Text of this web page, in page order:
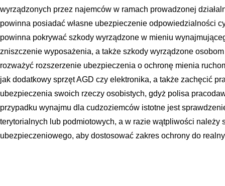
wyrządzonych przez najemców w ramach prowadzonej
powinna posiadać własne ubezpieczenie odpowiedzialności
powinna pokrywać szkody wyrządzone w mieniu
zniszczenie wyposażenia, a także szkody wyrządzone
rozważyć rozszerzenie ubezpieczenia o ochronę mienia
jak dodatkowy sprzęt AGD czy elektronika, a także zachęcić
ubezpieczenia swoich rzeczy osobistych, gdyż polisa
przypadku wynajmu dla cudzoziemców istotne jest
terytorialnych lub podmiotowych, a w razie wątpliwości należy
ubezpieczeniowego, aby dostosować zakres ochrony do